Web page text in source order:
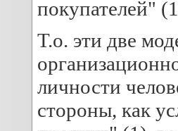
покупателей"
Т.о. эти две
личности
стороны, как